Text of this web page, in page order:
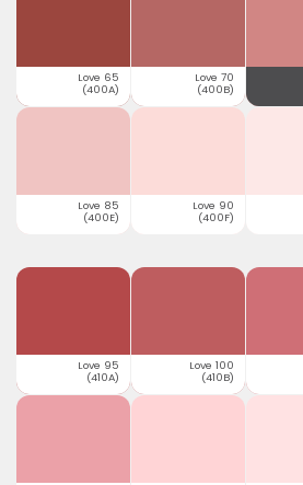
Love 65
(400A)
Love 70
(400B)
Love 85
(400E)
Love 90
(400F)
Love 95
(410A)
Love 100
(410B)